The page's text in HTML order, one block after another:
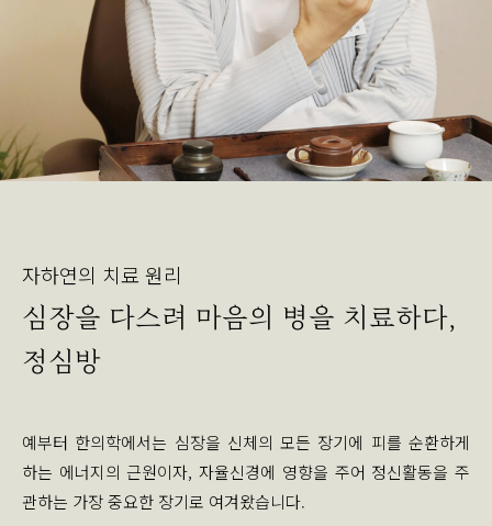
자하연의 치료 원리
심장을 다스려 마음의 병을 치료하다,
정심방
예부터 한의학에서는 심장을 신체의 모든 장기에 피를 순환하게
하는 에너지의 근원이자, 자율신경에 영향을 주어 정신활동을 주
관하는 가장 중요한 장기로 여겨왔습니다.